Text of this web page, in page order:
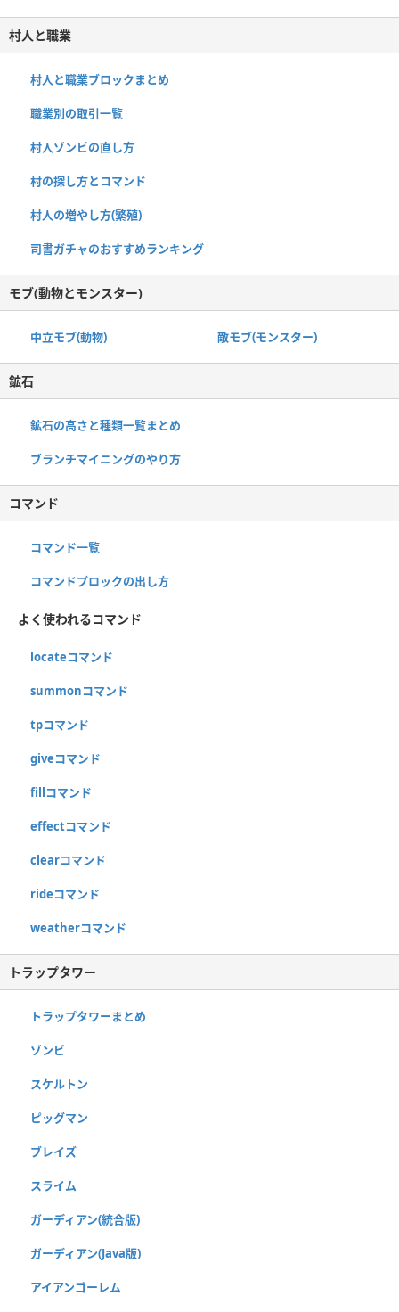
村人と職業
村人と職業ブロックまとめ
職業別の取引一覧
村人ゾンビの直し方
村の探し方とコマンド
村人の増やし方(繁殖)
司書ガチャのおすすめランキング
モブ(動物とモンスター)
中立モブ(動物) 敵モブ(モンスター)
鉱石
鉱石の高さと種類一覧まとめ
ブランチマイニングのやり方
コマンド
コマンド一覧
コマンドブロックの出し方
よく使われるコマンド
locateコマンド
summonコマンド
tpコマンド
giveコマンド
fillコマンド
effectコマンド
clearコマンド
rideコマンド
weatherコマンド
トラップタワー
トラップタワーまとめ
ゾンビ
スケルトン
ピッグマン
ブレイズ
スライム
ガーディアン(統合版)
ガーディアン(Java版)
アイアンゴーレム